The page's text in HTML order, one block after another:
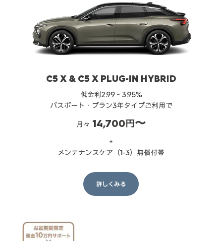
C5 X & C5 X PLUG-IN HYBRID
低金利2.99～3.95%
パスポート・プラン3年タイプご利用で
月々 14,700円〜
＋
メンテナンスケア（1-3）無償付帯
詳しくみる